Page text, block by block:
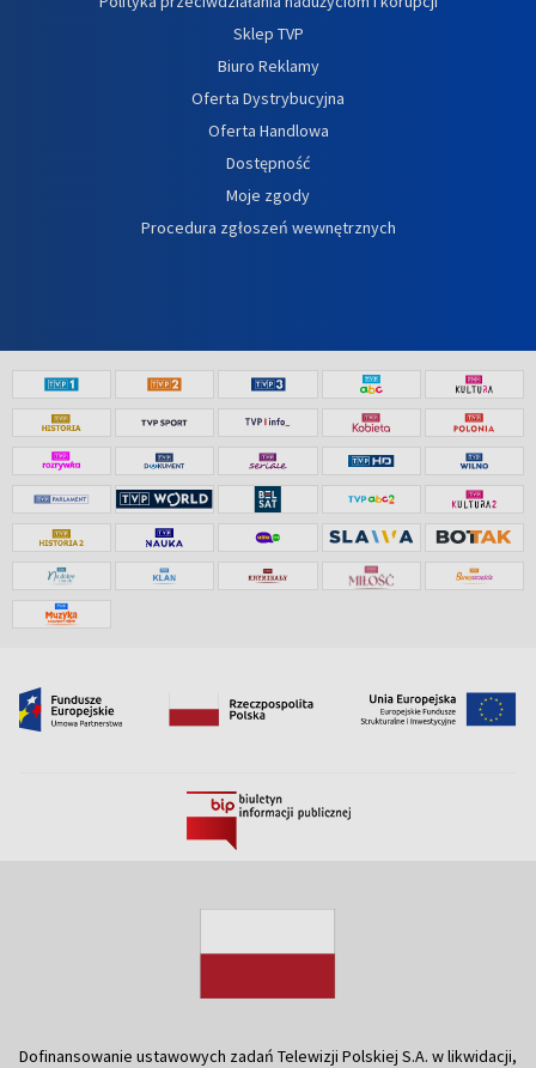
Sklep TVP
Biuro Reklamy
Oferta Dystrybucyjna
Oferta Handlowa
Dostępność
Moje zgody
Procedura zgłoszeń wewnętrznych
Dofinansowanie ustawowych zadań Telewizji Polskiej S.A. w likwidacji,